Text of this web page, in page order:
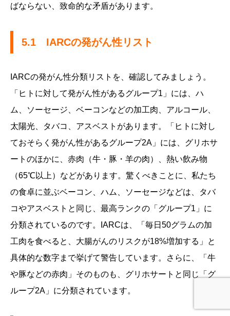
ばならない、致命的な矛盾があります。
5.1 IARCの発がん性リスト
IARCの発がん性分類リストを、確認してみましょう。
「ヒトに対して発がん性があるグループ1」には、ハ
ム、ソーセージ、ベーコンなどの加工肉、アルコール、
太陽光、タバコ、アスベストがあります。「ヒトに対し
ておそらく発がん性があるグループ2A」には、グリホサ
ートのほかに、赤肉（牛・豚・羊の肉）、熱い飲み物
（65℃以上）などがあります。驚くべきことに、私たち
の食卓に並ぶベーコン、ハム、ソーセージなどは、タバ
コやアスベストと同じ、最高ランクの「グループ1」に
分類されているのです。IARCは、「毎日50グラムの加
工肉を食べると、大腸がんのリスクが18%増加する」と
具体的な数字まで挙げて警告しています。さらに、「牛
や豚などの赤肉」そのものも、グリホサートと同じ「グ
ループ2A」に分類されています。